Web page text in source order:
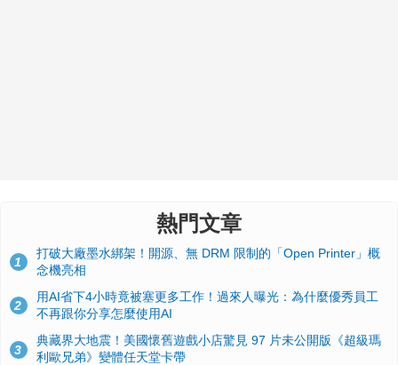
熱門文章
1
打破大廠墨水綁架！開源、無 DRM 限制的「Open Printer」概
念機亮相
2
用AI省下4小時竟被塞更多工作！過來人曝光：為什麼優秀員工
不再跟你分享怎麼使用AI
3
典藏界大地震！美國懷舊遊戲小店驚見 97 片未公開版《超級瑪
利歐兄弟》變體任天堂卡帶